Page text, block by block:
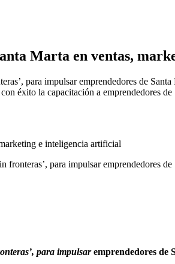
Marta en ventas,
para impulsar emprendedores de
éxito la capacitación a emprendedores
para impulsar emprendedores de
para impulsaremprendedores de